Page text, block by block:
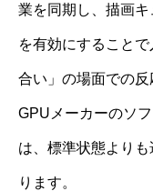
業を同期し、描画
を有効にすること
合い」の場面での反
GPUメーカーのソ
は、標準状態より
ります。